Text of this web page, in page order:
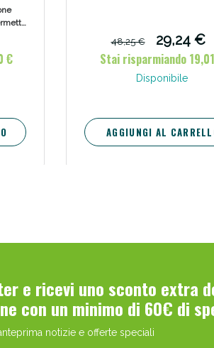
la
€
48,25 €
29,24 €
Stai risparmiando
Disponibile
AGGIUNGI AL
e ricevi uno sconto extra
con un minimo di 60€ di
notizie e offerte speciali
Sconti fino al 45%